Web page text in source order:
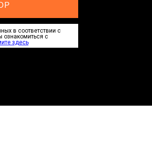
в соответствии с
ознакомиться с
здесь